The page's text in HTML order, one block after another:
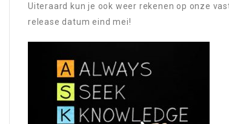
Uiteraard kun je ook weer rekenen op onze
release datum eind mei!